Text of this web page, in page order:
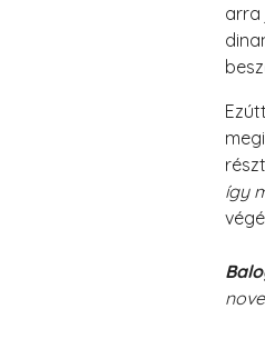
arra
így